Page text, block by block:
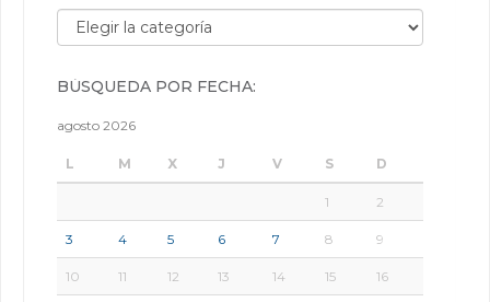
Búsqueda por categorías:
BÚSQUEDA POR FECHA:
agosto 2026
L M X J V S D
1 2
3 4 5 6 7 8 9
10 11 12 13 14 15 16